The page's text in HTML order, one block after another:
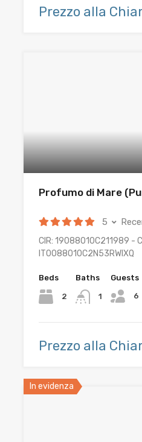
Prezzo alla
Profumo di Mare
5
CIR: 19088010C211989 -
IT0088010C2N53RWIXQ
Beds
2
Baths
1
Guests
6
Prezzo alla
In evidenza